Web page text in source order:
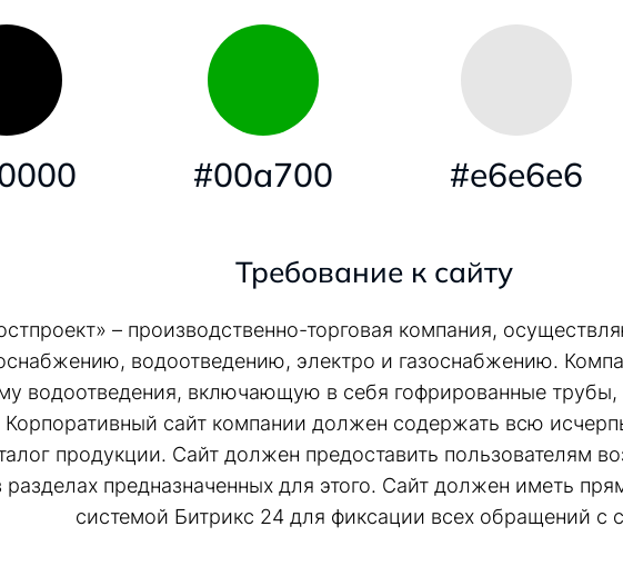
#00a700 #e6e6e6
Требование к сайту
– производственно-торговая компания,
водоотведению, электро и газоснабжению.
водоотведения, включающую в себя гофрированные
Корпоративный сайт компании должен содержать всю
продукции. Сайт должен предоставить пользователям
предназначенных для этого. Сайт должен иметь
системой Битрикс 24 для фиксации всех обращений с